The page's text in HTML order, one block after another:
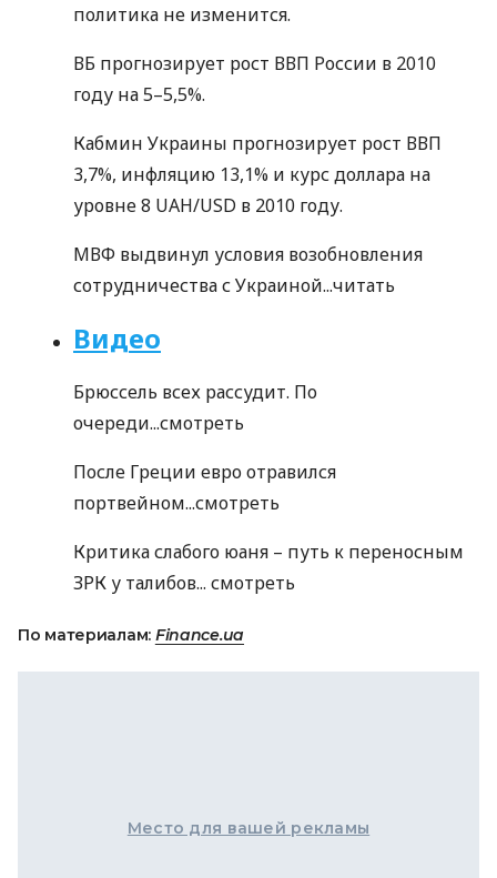
политика не изменится.
ВБ прогнозирует рост ВВП России в 2010
году на 5–5,5%.
Кабмин Украины прогнозирует рост ВВП
3,7%, инфляцию 13,1% и курс доллара на
уровне 8 UAH/USD в 2010 году.
МВФ выдвинул условия возобновления
сотрудничества с Украиной...читать
Видео
Брюссель всех рассудит. По
очереди...смотреть
После Греции евро отравился
портвейном...смотреть
Критика слабого юаня – путь к переносным
ЗРК у талибов... смотреть
По материалам: Finance.ua
Место для вашей рекламы